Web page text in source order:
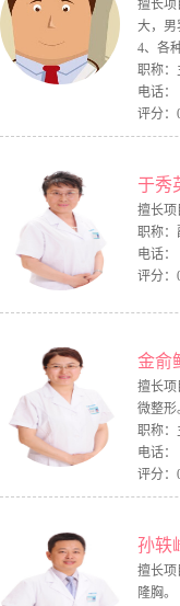
擅长项
大，男
4、各
职称：
电话：
评分：
于秀
擅长项
职称：
电话：
评分：
金俞
擅长项
微整形
职称：
电话：
评分：
孙轶
擅长项
隆胸。